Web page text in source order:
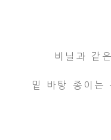
비닐과 같
밑 바탕 종이는